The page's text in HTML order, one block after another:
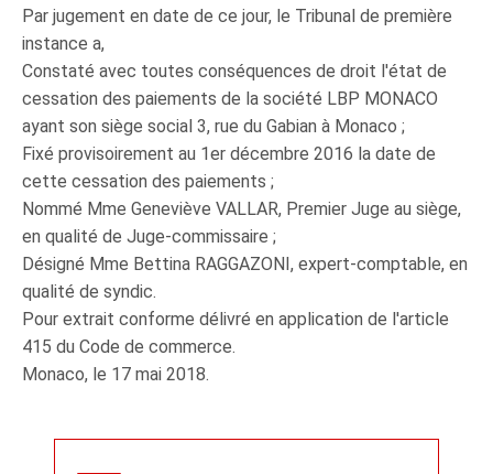
Par jugement en date de ce jour, le Tribunal de première
instance a,
Constaté avec toutes conséquences de droit l'état de
cessation des paiements de la société LBP MONACO
ayant son siège social 3, rue du Gabian à Monaco ;
Fixé provisoirement au 1er décembre 2016 la date de
cette cessation des paiements ;
Nommé Mme Geneviève VALLAR, Premier Juge au siège,
en qualité de Juge-commissaire ;
Désigné Mme Bettina RAGGAZONI, expert-comptable, en
qualité de syndic.
Pour extrait conforme délivré en application de l'article
415 du Code de commerce.
Monaco, le 17 mai 2018.